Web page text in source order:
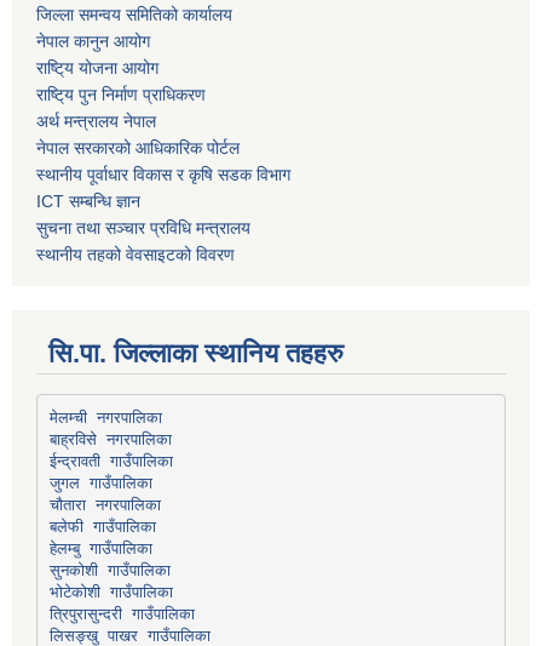
जिल्ला समन्वय समितिको कार्यालय
नेपाल कानुन आयोग
राष्टि्य योजना आयोग
राष्टि्य पुन निर्माण प्राधिकरण
अर्थ मन्त्रालय नेपाल
नेपाल सरकारको आधिकारिक पोर्टल
स्थानीय पूर्वाधार विकास र कृषि सडक विभाग
ICT सम्बन्धि ज्ञान
सुचना तथा सञ्चार प्रविधि मन्त्रालय
स्थानीय तहको वेवसाइटको विवरण
सि.पा. जिल्लाका स्थानिय तहहरु
मेलम्ची नगरपालिका
बाह्रविसे नगरपालिका
ईन्द्रावती गाउँपालिका
जुगल गाउँपालिका
चौतारा नगरपालिका
बलेफी गाउँपालिका
हेलम्बु गाउँपालिका
सुनकोशी गाउँपालिका
भोटेकोशी गाउँपालिका
त्रिपुरासुन्दरी गाउँपालिका
लिसङ्खु पाखर गाउँपालिका